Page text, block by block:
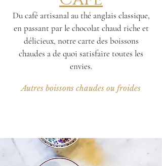
Du café artisanal au thé anglais classique,
en passant par le chocolat chaud riche et
délicieux, notre carte des boissons
chaudes a de quoi satisfaire toutes les
envies.
Autres boissons chaudes ou froides